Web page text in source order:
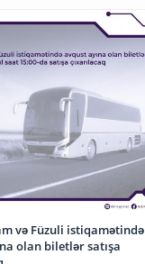
və Füzuli istiqamətində
olan biletlər satışa